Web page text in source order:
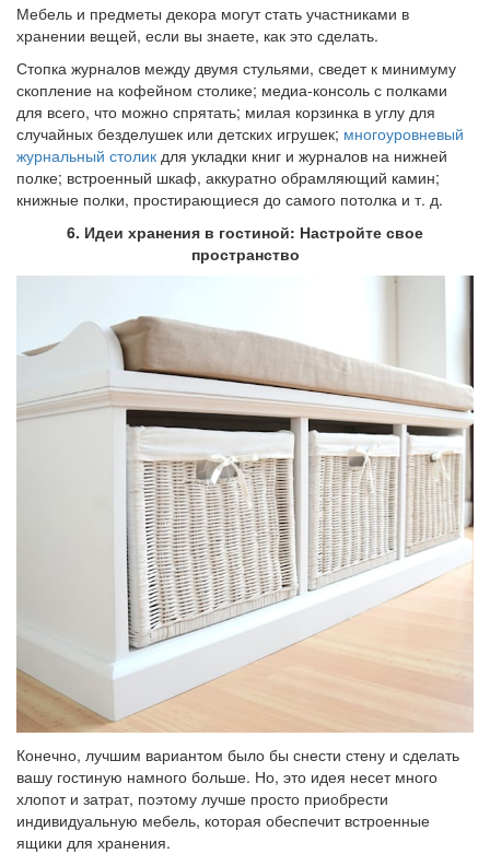
Мебель и предметы декора могут стать участниками в
хранении вещей, если вы знаете, как это сделать.
Стопка журналов между двумя стульями, сведет к минимуму
скопление на кофейном столике; медиа-консоль с полками
для всего, что можно спрятать; милая корзинка в углу для
случайных безделушек или детских игрушек; многоуровневый
журнальный столик для укладки книг и журналов на нижней
полке; встроенный шкаф, аккуратно обрамляющий камин;
книжные полки, простирающиеся до самого потолка и т. д.
6. Идеи хранения в гостиной: Настройте свое
пространство
Конечно, лучшим вариантом было бы снести стену и сделать
вашу гостиную намного больше. Но, это идея несет много
хлопот и затрат, поэтому лучше просто приобрести
индивидуальную мебель, которая обеспечит встроенные
ящики для хранения.